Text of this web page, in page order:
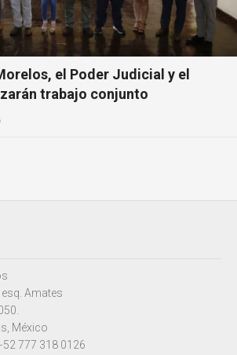
el Poder Judicial y el
trabajo conjunto
Amates
México
777 318 0126